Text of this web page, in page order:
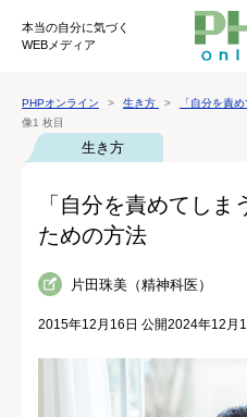
本当の自分に気づく
WEBメディア
PHPオンライン 生き方 「自分を責
像1 枚目
生き方
「自分を責めてし
ための方法
片田珠美（精神科医）
2015年12月16日 公開2024年12月